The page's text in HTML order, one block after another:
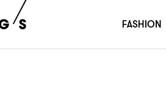
FASHION
在COACHELLA Y2K